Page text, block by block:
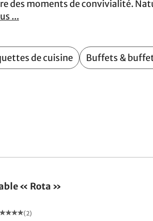
des moments de convivialité.
...
de cuisine Buffets &
« Rota »
(2)